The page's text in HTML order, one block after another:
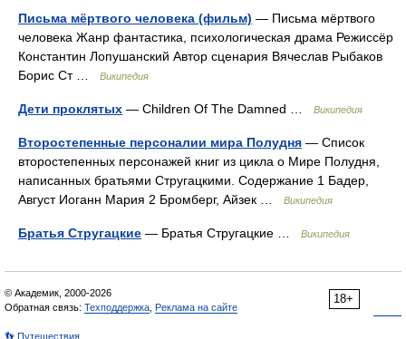
Письма мёртвого человека (фильм) — Письма мёртвого
человека Жанр фантастика, психологическая драма Режиссёр
Константин Лопушанский Автор сценария Вячеслав Рыбаков
Борис Ст …
Википедия
Дети проклятых — Children Of The Damned … Википедия
Второстепенные персоналии мира Полудня — Список
второстепенных персонажей книг из цикла о Мире Полудня,
написанных братьями Стругацкими. Содержание 1 Бадер,
Август Иоганн Мария 2 Бромберг, Айзек …
Википедия
Братья Стругацкие — Братья Стругацкие … Википедия
18+
© Академик, 2000-2026
Обратная связь: Техподдержка Реклама на сайте
👣 Путешествия